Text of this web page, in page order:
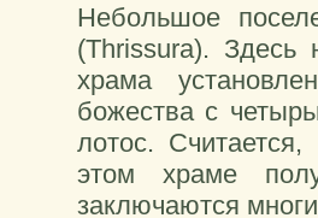
Небольшое
(Thrissura).
храма
божества с
лотос.
этом храме
заключаются